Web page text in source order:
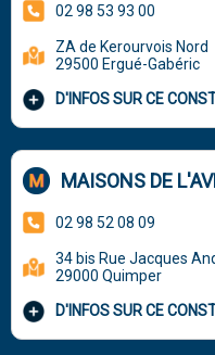
02 98 53 93 00
ZA de Kerourvois Nord
29500 Ergué-Gabéric
D'INFOS SUR CE
MAISONS DE
02 98 52 08 09
34 bis Rue Jacques
29000 Quimper
D'INFOS SUR CE